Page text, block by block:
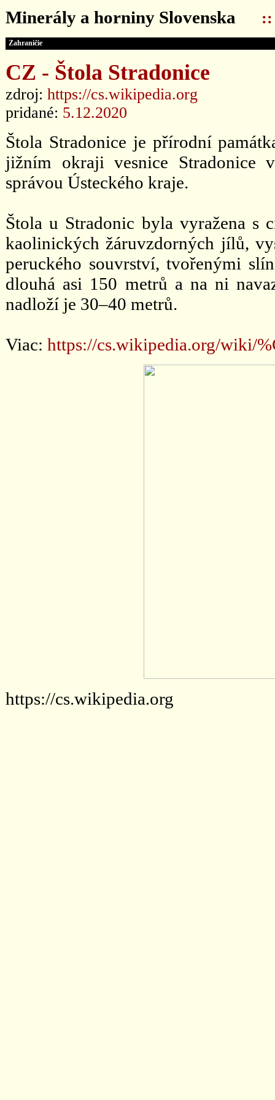
Minerály a horniny Slovenska ::
Zahraničie
CZ - Štola Stradonice
zdroj: https://cs.wikipedia.org
pridané: 5.12.2020
Štola Stradonice je přírodní
jižním okraji vesnice Stradonice
správou Ústeckého kraje.
Štola u Stradonic byla vyražena s
kaolinických žáruvzdorných jílů,
peruckého souvrství, tvořenými
dlouhá asi 150 metrů a na ni
nadloží je 30–40 metrů.
Viac: https://cs.wikipedia.org/wiki/
https://cs.wikipedia.org